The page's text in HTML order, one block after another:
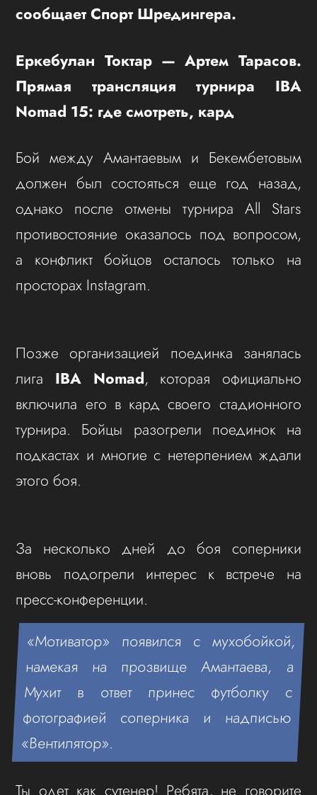
сообщает Спорт Шредингера.
Еркебулан Токтар — Артем Тарасов.
Прямая трансляция турнира IBA
Nomad 15: где смотреть, кард
Бой между Амантаевым и Бекембетовым
должен был состояться еще год назад,
однако после отмены турнира All Stars
противостояние оказалось под вопросом,
а конфликт бойцов осталось только на
просторах Instagram.
Позже организацией поединка занялась
лига IBA Nomad, которая официально
включила его в кард своего стадионного
турнира. Бойцы разогрели поединок на
подкастах и многие с нетерпением ждали
этого боя.
За несколько дней до боя соперники
вновь подогрели интерес к встрече на
пресс-конференции.
«Мотиватор» появился с мухобойкой,
намекая на прозвище Амантаева, а
Мухит в ответ принес футболку с
фотографией соперника и надписью
«Вентилятор».
Ты одет как сутенер! Ребята, не говорите